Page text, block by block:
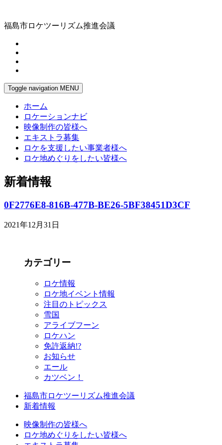
福島市ロケツーリズム推進会議
Toggle navigation MENU
ホーム
ロケーションナビ
映像制作の皆様へ
エキストラ募集
ロケを支援したい事業者様へ
ロケ地めぐりをしたい皆様へ
新着情報
0F2776E8-816B-477B-BE26-5BF38451D3CF
2021年12月31日
カテゴリー
ロケ情報
ロケ地イベント情報
注目のトピックス
雪国
アライブフーン
ロケハン
免許返納!?
お知らせ
エール
カツベン！
福島市ロケツーリズム推進会議
新着情報
映像制作の皆様へ
ロケ地めぐりをしたい皆様へ